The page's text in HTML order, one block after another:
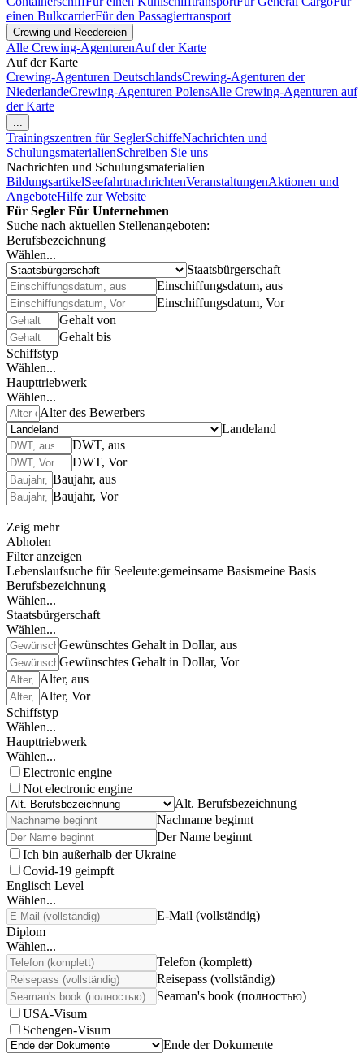
einen BulkcarrierFür den Passagiertransport
Crewing und Reedereien
Alle Crewing-AgenturenAuf der Karte
Auf der Karte
Crewing-Agenturen DeutschlandsCrewing-Agenturen der
NiederlandeCrewing-Agenturen PolensAlle Crewing-Agenturen auf
der Karte
...
Trainingszentren für SeglerSchiffeNachrichten und
SchulungsmaterialienSchreiben Sie uns
Nachrichten und Schulungsmaterialien
BildungsartikelSeefahrtnachrichtenVeranstaltungenAktionen und
AngeboteHilfe zur Website
Für Segler Für Unternehmen
Suche nach aktuellen Stellenangeboten:
Berufsbezeichnung
Wählen...
Staatsbürgerschaft
Einschiffungsdatum, aus
Einschiffungsdatum, Vor
Gehalt von
Gehalt bis
Schiffstyp
Wählen...
Haupttriebwerk
Wählen...
Alter des Bewerbers
Landeland
DWT, aus
DWT, Vor
Baujahr, aus
Baujahr, Vor
Zeig mehr
Abholen
Filter anzeigen
Lebenslaufsuche für Seeleute:gemeinsame Basismeine Basis
Berufsbezeichnung
Wählen...
Staatsbürgerschaft
Wählen...
Gewünschtes Gehalt in Dollar, aus
Gewünschtes Gehalt in Dollar, Vor
Alter, aus
Alter, Vor
Schiffstyp
Wählen...
Haupttriebwerk
Wählen...
Electronic engine
Not electronic engine
Alt. Berufsbezeichnung
Nachname beginnt
Der Name beginnt
Ich bin außerhalb der Ukraine
Covid-19 geimpft
Englisch Level
Wählen...
E-Mail (vollständig)
Diplom
Wählen...
Telefon (komplett)
Reisepass (vollständig)
Seaman's book (полностью)
USA-Visum
Schengen-Visum
Ende der Dokumente